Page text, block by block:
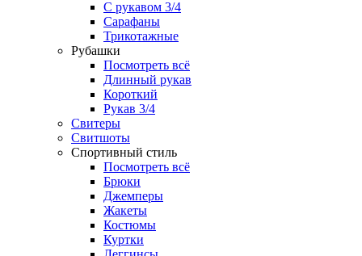
С рукавом 3/4
Сарафаны
Трикотажные
Рубашки
Посмотреть всё
Длинный рукав
Короткий
Рукав 3/4
Свитеры
Свитшоты
Спортивный стиль
Посмотреть всё
Брюки
Джемперы
Жакеты
Костюмы
Куртки